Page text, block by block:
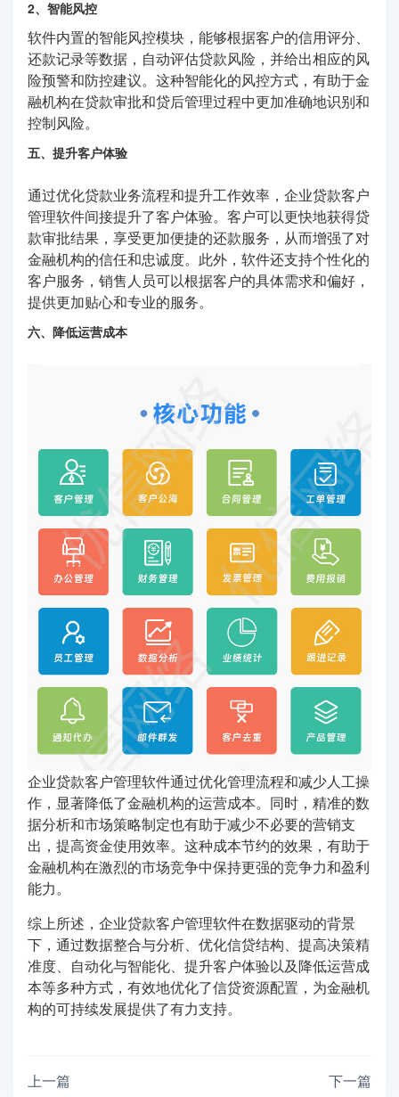
2、智能风控
软件内置的智能风控模块，能够根据客户的信用评分、
还款记录等数据，自动评估贷款风险，并给出相应的风
险预警和防控建议。这种智能化的风控方式，有助于金
融机构在贷款审批和贷后管理过程中更加准确地识别和
控制风险。
五、提升客户体验
通过优化贷款业务流程和提升工作效率，企业贷款客户
管理软件间接提升了客户体验。客户可以更快地获得贷
款审批结果，享受更加便捷的还款服务，从而增强了对
金融机构的信任和忠诚度。此外，软件还支持个性化的
客户服务，销售人员可以根据客户的具体需求和偏好，
提供更加贴心和专业的服务。
六、降低运营成本
企业贷款客户管理软件通过优化管理流程和减少人工操
作，显著降低了金融机构的运营成本。同时，精准的数
据分析和市场策略制定也有助于减少不必要的营销支
出，提高资金使用效率。这种成本节约的效果，有助于
金融机构在激烈的市场竞争中保持更强的竞争力和盈利
能力。
综上所述，企业贷款客户管理软件在数据驱动的背景
下，通过数据整合与分析、优化信贷结构、提高决策精
准度、自动化与智能化、提升客户体验以及降低运营成
本等多种方式，有效地优化了信贷资源配置，为金融机
构的可持续发展提供了有力支持。
上一篇 下一篇